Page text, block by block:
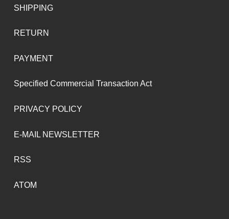
SHIPPING
RETURN
PAYMENT
Specified Commercial Transaction Act
PRIVACY POLICY
E-MAIL NEWSLETTER
RSS
ATOM